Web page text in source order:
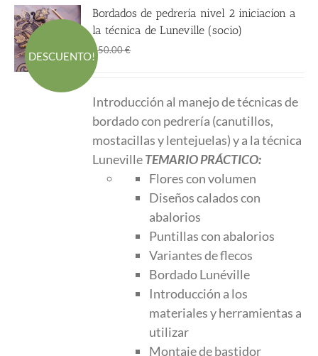
DESCUENTO!
Bordados de pedrería nivel 2 iniciacíon a
la técnica de Luneville (socio)
250.00€
era:
250.00 €.
es:
188.00 €.
Introducción al manejo de técnicas de
bordado con pedrería (canutillos,
mostacillas y lentejuelas) y a la técnica
LunevilleTEMARIO PRÁCTICO:
Flores con volumen
Diseños calados con
abalorios
Puntillas con abalorios
Variantes de flecos
Bordado Lunéville
Introducción a los
materiales y herramientas a
utilizar
Montaje de bastidor